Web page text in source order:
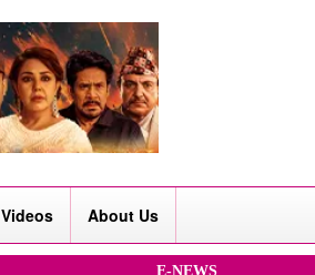
Videos About Us
E-NEWS